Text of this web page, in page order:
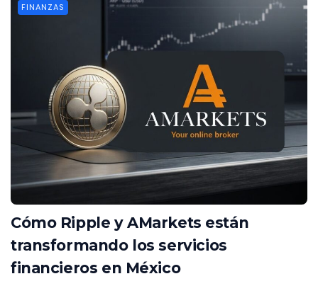
FINANZAS
Cómo Ripple y AMarkets están
transformando los servicios
financieros en México